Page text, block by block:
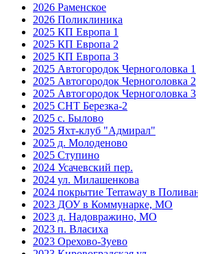
2026 Раменское
2026 Поликлиника
2025 КП Европа 1
2025 КП Европа 2
2025 КП Европа 3
2025 Автогородок Черноголовка 1
2025 Автогородок Черноголовка 2
2025 Автогородок Черноголовка 3
2025 СНТ Березка-2
2025 с. Былово
2025 Яхт-клуб "Адмирал"
2025 д. Молоденово
2025 Ступино
2024 Усачевский пер.
2024 ул. Милашенкова
2024 покрытие Terraway в
2023 ДОУ в Коммунарке, МО
2023 д. Надовражино, МО
2023 п. Власиха
2023 Орехово-Зуево